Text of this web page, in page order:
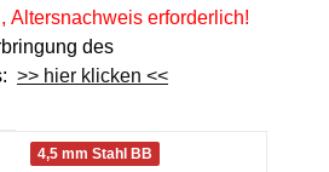
Altersnachweis erforderlich!
des
>> hier klicken <<
4,5 mm Stahl BB